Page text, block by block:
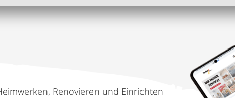
Renovieren und Einrichten